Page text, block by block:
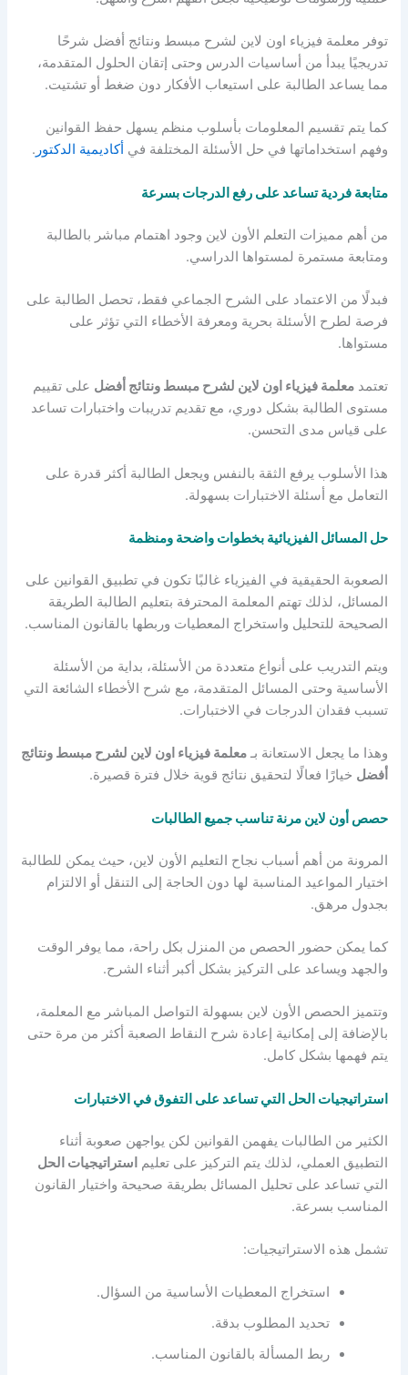
توفر معلمة فيزياء اون لاين لشرح مبسط ونتائج أفضل شرحًا
تدريجيًا يبدأ من أساسيات الدرس وحتى إتقان الحلول المتقدمة،
مما يساعد الطالبة على استيعاب الأفكار دون ضغط أو تشتيت.
كما يتم تقسيم المعلومات بأسلوب منظم يسهل حفظ القوانين
وفهم استخداماتها في حل الأسئلة المختلفة في أكاديمية الدكتور .
متابعة فردية تساعد على رفع الدرجات بسرعة
من أهم مميزات التعلم الأون لاين وجود اهتمام مباشر بالطالبة
ومتابعة مستمرة لمستواها الدراسي.
فبدلًا من الاعتماد على الشرح الجماعي فقط، تحصل الطالبة على
فرصة لطرح الأسئلة بحرية ومعرفة الأخطاء التي تؤثر على
مستواها.
تعتمدمعلمة فيزياء اون لاين لشرح مبسط ونتائج أفضل على تقييم
مستوى الطالبة بشكل دوري، مع تقديم تدريبات واختبارات تساعد
على قياس مدى التحسن.
هذا الأسلوب يرفع الثقة بالنفس ويجعل الطالبة أكثر قدرة على
التعامل مع أسئلة الاختبارات بسهولة.
حل المسائل الفيزيائية بخطوات واضحة ومنظمة
الصعوبة الحقيقية في الفيزياء غالبًا تكون في تطبيق القوانين على
المسائل، لذلك تهتم المعلمة المحترفة بتعليم الطالبة الطريقة
الصحيحة للتحليل واستخراج المعطيات وربطها بالقانون المناسب.
ويتم التدريب على أنواع متعددة من الأسئلة، بداية من الأسئلة
الأساسية وحتى المسائل المتقدمة، مع شرح الأخطاء الشائعة التي
تسبب فقدان الدرجات في الاختبارات.
وهذا ما يجعل الاستعانة بـمعلمة فيزياء اون لاين لشرح مبسط ونتائج
أفضل خيارًا فعالًا لتحقيق نتائج قوية خلال فترة قصيرة.
حصص أون لاين مرنة تناسب جميع الطالبات
المرونة من أهم أسباب نجاح التعليم الأون لاين، حيث يمكن للطالبة
اختيار المواعيد المناسبة لها دون الحاجة إلى التنقل أو الالتزام
بجدول مرهق.
كما يمكن حضور الحصص من المنزل بكل راحة، مما يوفر الوقت
والجهد ويساعد على التركيز بشكل أكبر أثناء الشرح.
وتتميز الحصص الأون لاين بسهولة التواصل المباشر مع المعلمة،
بالإضافة إلى إمكانية إعادة شرح النقاط الصعبة أكثر من مرة حتى
يتم فهمها بشكل كامل.
استراتيجيات الحل التي تساعد على التفوق في الاختبارات
الكثير من الطالبات يفهمن القوانين لكن يواجهن صعوبة أثناء
التطبيق العملي، لذلك يتم التركيز على تعليم استراتيجيات الحل
التي تساعد على تحليل المسائل بطريقة صحيحة واختيار القانون
المناسب بسرعة.
تشمل هذه الاستراتيجيات:
استخراج المعطيات الأساسية من السؤال.
تحديد المطلوب بدقة.
ربط المسألة بالقانون المناسب.